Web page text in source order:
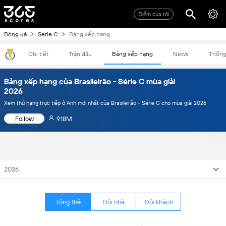
Điểm của tôi
Bóng đá Serie C Bảng xếp hạng
Chi tiết Trận đấu Bảng xếp hạng News
Bảng xếp hạng của Brasileirão - Série C mùa giải
2026
Xem thứ hạng trực tiếp ở Anh mới nhất của Brasileirão - Série C cho mùa giải 2026
Follow 9.18M
2026
Tông thể Đội nhà Đội khách